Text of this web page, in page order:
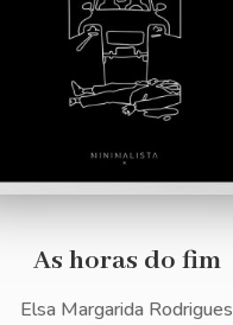
As horas do fim
Elsa Margarida Rodrigues